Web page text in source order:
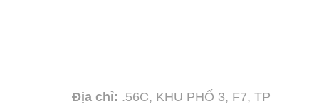
Địa chỉ: .56C, KHU PHỐ 3, F7, TP